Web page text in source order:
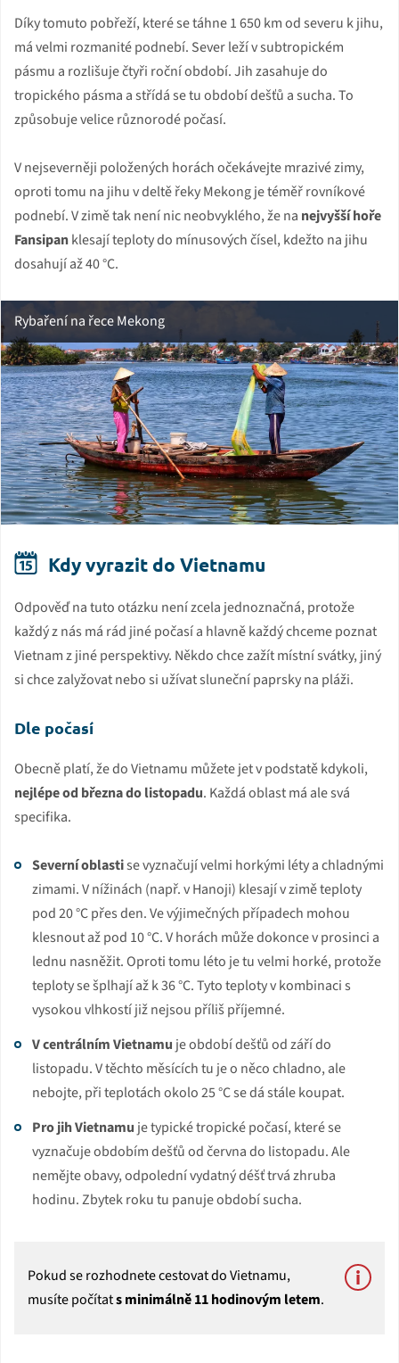
Díky tomuto pobřeží, které se táhne 1 650 km od severu k jihu,
má velmi rozmanité podnebí. Sever leží v subtropickém
pásmu a rozlišuje čtyři roční období. Jih zasahuje do
tropického pásma a střídá se tu období dešťů a sucha. To
způsobuje velice různorodé počasí.
V nejseverněji položených horách očekávejte mrazivé zimy,
oproti tomu na jihu v deltě řeky Mekong je téměř rovníkové
podnebí. V zimě tak není nic neobvyklého, že na nejvyšší hoře
Fansipanklesají teploty do mínusových čísel, kdežto na jihu
dosahují až 40 °C.
Rybaření na řece Mekong
Kdy vyrazit do Vietnamu
Odpověď na tuto otázku není zcela jednoznačná, protože
každý z nás má rád jiné počasí a hlavně každý chceme poznat
Vietnam z jiné perspektivy. Někdo chce zažít místní svátky, jiný
si chce zalyžovat nebo si užívat sluneční paprsky na pláži.
Dle počasí
Obecně platí, že do Vietnamu můžete jet v podstatě kdykoli,
nejlépe od března do listopadu. Každá oblast má ale svá
specifika.
Severní oblastise vyznačují velmi horkými léty a chladnými
zimami. V nížinách (např. v Hanoji) klesají v zimě teploty
pod 20 °C přes den. Ve výjimečných případech mohou
klesnout až pod 10 °C. V horách může dokonce v prosinci a
lednu nasněžit. Oproti tomu léto je tu velmi horké, protože
teploty se šplhají až k 36 °C. Tyto teploty v kombinaci s
vysokou vlhkostí již nejsou příliš příjemné.
V centrálním Vietnamu je období dešťů od září do
listopadu. V těchto měsících tu je o něco chladno, ale
nebojte, při teplotách okolo 25 °C se dá stále koupat.
Pro jih Vietnamu je typické tropické počasí, které se
vyznačuje obdobím dešťů od června do listopadu. Ale
nemějte obavy, odpolední vydatný déšť trvá zhruba
hodinu. Zbytek roku tu panuje období sucha.
Pokud se rozhodnete cestovat do Vietnamu,
musíte počítats minimálně 11 hodinovým letem.